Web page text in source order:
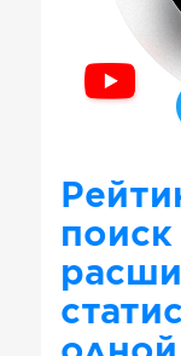
поиск